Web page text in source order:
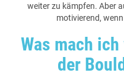
weiter zu kämpfen. Aber
motivierend,
Was mach
der